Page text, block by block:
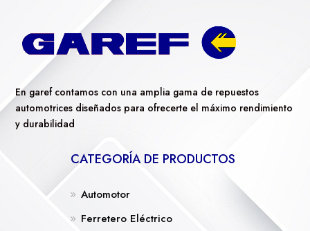
En garef contamos con una amplia gama de repuestos
automotrices diseñados para ofrecerte el máximo rendimiento
y durabilidad
CATEGORÍA DE PRODUCTOS
Automotor
Ferretero Eléctrico